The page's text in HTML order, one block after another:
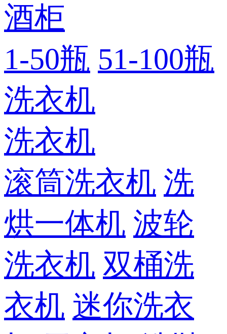
酒柜
1-50瓶 51-100瓶
洗衣机
洗衣机
滚筒洗衣机 洗
烘一体机 波轮
洗衣机 双桶洗
衣机 迷你洗衣